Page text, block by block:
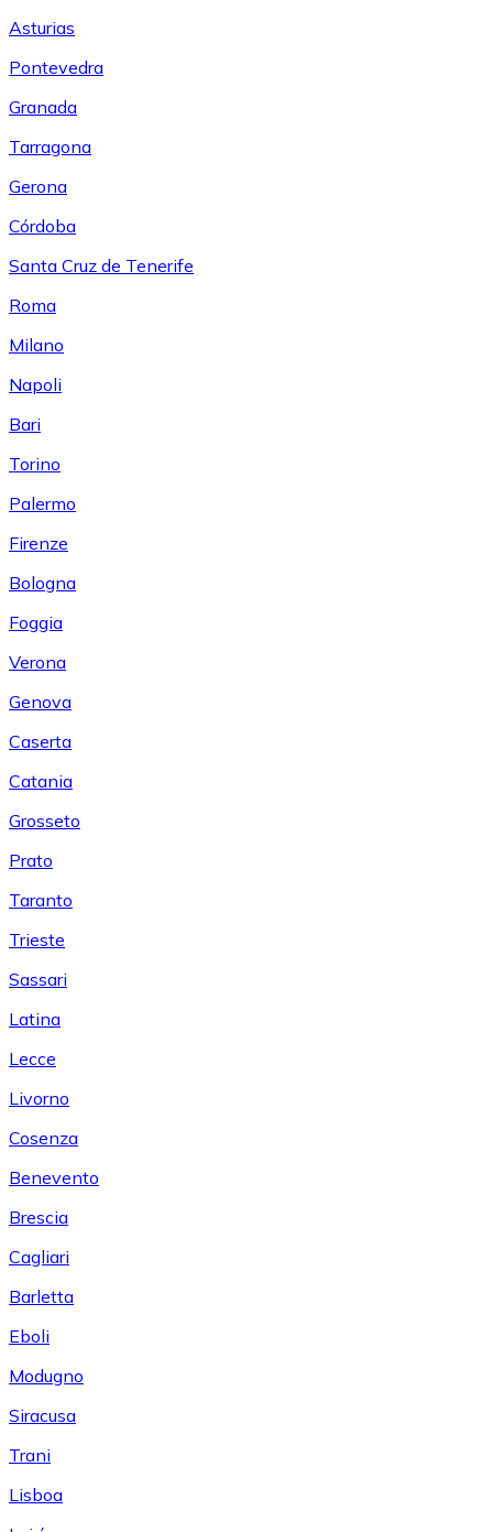
Asturias
Pontevedra
Granada
Tarragona
Gerona
Córdoba
Santa Cruz de Tenerife
Roma
Milano
Napoli
Bari
Torino
Palermo
Firenze
Bologna
Foggia
Verona
Genova
Caserta
Catania
Grosseto
Prato
Taranto
Trieste
Sassari
Latina
Lecce
Livorno
Cosenza
Benevento
Brescia
Cagliari
Barletta
Eboli
Modugno
Siracusa
Trani
Lisboa